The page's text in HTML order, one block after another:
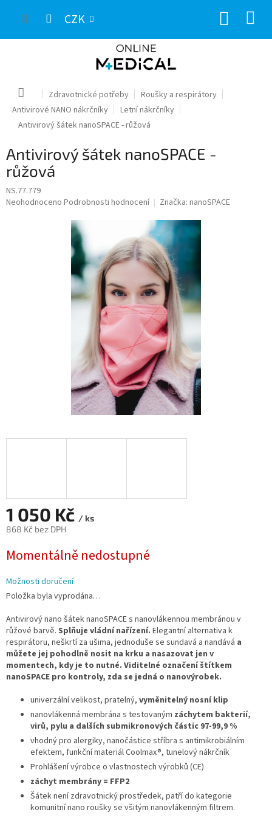
CZK
Domů Zdravotnické potřeby
Roušky a respirátory
Antivirové NANO nákrčníky
Letní nákrčníky
Antivirový šátek nanoSPACE - růžová
Antivirový šátek nanoSPACE -
růžová
NS.77.779
Průměrné
Neohodnoceno Podrobnosti hodnocení Značka: nanoSPACE
1 050 Kč / ks
868 Kč bez DPH
cena:
Momentálně nedostupné
Možnosti doručení
Položka byla vyprodána…
Antivirový nano šátek nanoSPACE s nanovlákennou membránou v
růžové barvě. Splňuje vládní nařízení. Elegantní alternativa k
respirátoru, neškrtí za ušima, jednoduše se sundavá a nandává a
můžete jej pohodlně nosit na krku a nasazovat jen v
momentech, kdy je to nutné. Viditelné označení štítkem
nanoSPACE pro kontroly, zda se jedná o nanovýrobek.
univerzální velikost, pratelný, vyměnitelný nosní klip
nanovlákenná membrána s testovaným záchytem bakterií,
virů, pylu a dalších submikronových částic 97-99,9 %
vhodný pro alergiky, nanočástice stříbra s antimikrobiálním
efektem, funkční materiál Coolmax®, tunelový nákrčník
Prohlášení výrobce o vlastnostech výrobků (CE)
záchyt membrány = FFP2
Šátek není zdravotnický prostředek, patří do kategorie
komunitní nano roušky se všitým nanovlákenným filtrem.